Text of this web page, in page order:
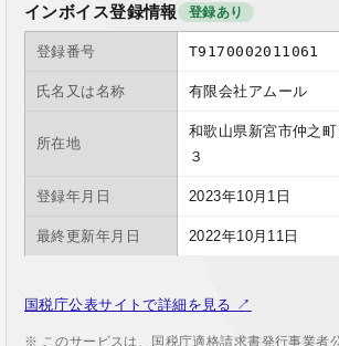
インボイス登録情報 登録あり
登録番号 T9170002011061
氏名又は名称 有限会社アムール
所在地
和歌山県新宮市仲之町
３
登録年月日 2023年10月1日
最終更新年月日 2022年10月11日
国税庁公表サイトで詳細を見る ↗
※ このサービスは、国税庁適格請求書発行事業者